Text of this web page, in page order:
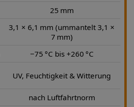
25 mm
3,1 × 6,1 mm (ummantelt 3,1 ×
7 mm)
−75 °C bis +260 °C
UV, Feuchtigkeit & Witterung
nach Luftfahrtnorm